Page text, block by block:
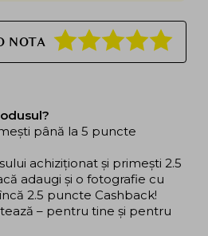
NOTA
până la 5 puncte
achiziționat și primești 2.5
adaugi și o fotografie cu
2.5 puncte Cashback!
– pentru tine și pentru